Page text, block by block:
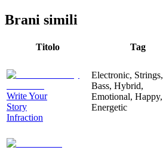
Brani simili
Titolo Tag
Write Your
Story
Infraction
Electronic, Strings,
Bass, Hybrid,
Emotional, Happy,
Energetic